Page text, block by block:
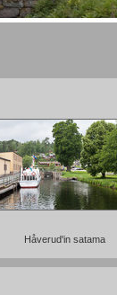
Håverud'in satama